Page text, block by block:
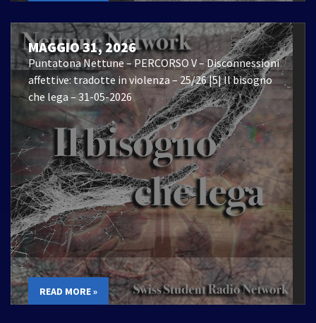
MAGGIO 31, 2026
Puntatona Nettune – PERCORSO V – Disconnessioni
affettive: tradotte in violenza – 25/26 |5| Il bisogno
che lega – 31-05-2026
READ MORE »